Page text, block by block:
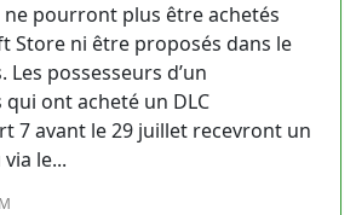
ne pourront plus être achetés
Store ni être proposés dans le
Les possesseurs d’un
qui ont acheté un DLC
7 avant le 29 juillet recevront un
le...